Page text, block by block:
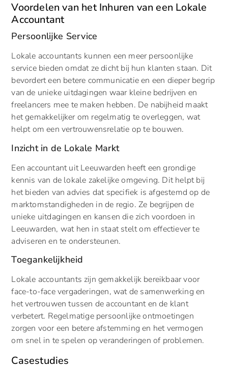
Voordelen van het Inhuren van een Lokale
Accountant
Persoonlijke Service
Lokale accountants kunnen een meer persoonlijke
service bieden omdat ze dicht bij hun klanten staan. Dit
bevordert een betere communicatie en een dieper begrip
van de unieke uitdagingen waar kleine bedrijven en
freelancers mee te maken hebben. De nabijheid maakt
het gemakkelijker om regelmatig te overleggen, wat
helpt om een vertrouwensrelatie op te bouwen.
Inzicht in de Lokale Markt
Een accountant uit Leeuwarden heeft een grondige
kennis van de lokale zakelijke omgeving. Dit helpt bij
het bieden van advies dat specifiek is afgestemd op de
marktomstandigheden in de regio. Ze begrijpen de
unieke uitdagingen en kansen die zich voordoen in
Leeuwarden, wat hen in staat stelt om effectiever te
adviseren en te ondersteunen.
Toegankelijkheid
Lokale accountants zijn gemakkelijk bereikbaar voor
face-to-face vergaderingen, wat de samenwerking en
het vertrouwen tussen de accountant en de klant
verbetert. Regelmatige persoonlijke ontmoetingen
zorgen voor een betere afstemming en het vermogen
om snel in te spelen op veranderingen of problemen.
Casestudies